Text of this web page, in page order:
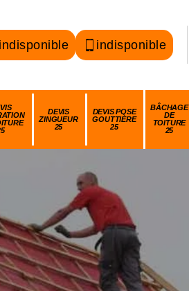
indisponible indisponible
DEVIS
ZINGUEUR
25
DEVIS POSE
GOUTTIÈRE
25
BÂCHAGE
DE
TOITURE
25